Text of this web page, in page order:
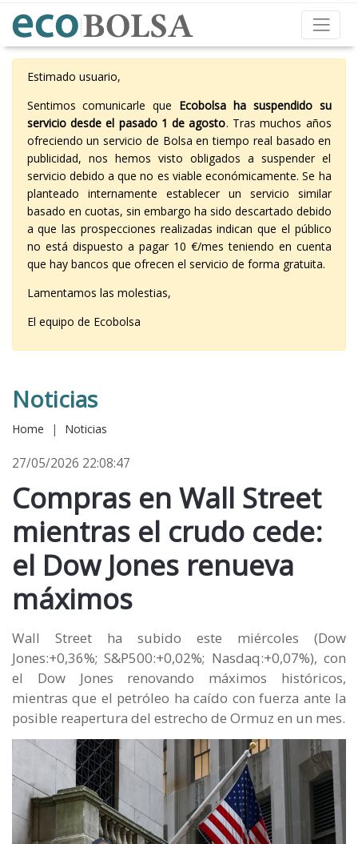
Estimado usuario,
Sentimos comunicarle que Ecobolsa ha suspendido su
servicio desde el pasado 1 de agosto. Tras muchos años
ofreciendo un servicio de Bolsa en tiempo real basado en
publicidad, nos hemos visto obligados a suspender el
servicio debido a que no es viable económicamente. Se ha
planteado internamente establecer un servicio similar
basado en cuotas, sin embargo ha sido descartado debido
a que las prospecciones realizadas indican que el público
no está dispuesto a pagar 10 €/mes teniendo en cuenta
que hay bancos que ofrecen el servicio de forma gratuita.
Lamentamos las molestias,
El equipo de Ecobolsa
Noticias
Home | Noticias
27/05/2026 22:08:47
Compras en Wall Street
mientras el crudo cede:
el Dow Jones renueva
máximos
Wall Street ha subido este miércoles (Dow
Jones:+0,36%; S&P500:+0,02%; Nasdaq:+0,07%), con
el Dow Jones renovando máximos históricos,
mientras que el petróleo ha caído con fuerza ante la
posible reapertura del estrecho de Ormuz en un mes.